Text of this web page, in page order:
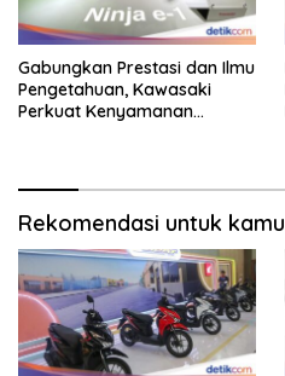
Gabungkan Prestasi dan Ilmu
Pengetahuan, Kawasaki
Perkuat Kenyamanan
Rekomendasi untuk kamu